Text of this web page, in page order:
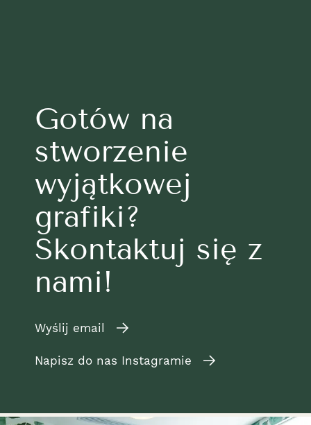
Gotów na
stworzenie
wyjątkowej
grafiki?
Skontaktuj się z
nami!
Wyślij email
Napisz do nas Instagramie